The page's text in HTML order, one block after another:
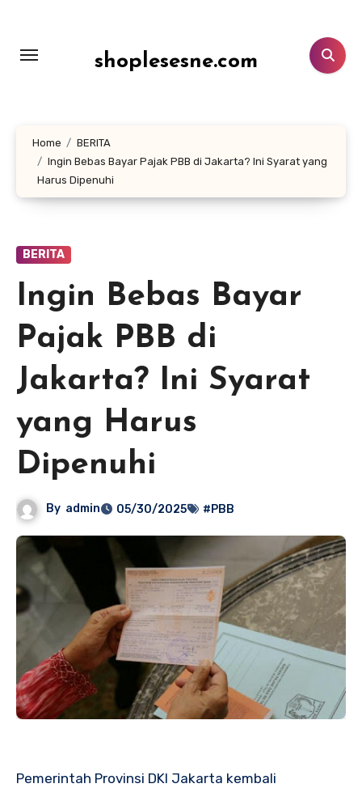
konten
shoplesesne.com
Home
BERITA
Ingin Bebas Bayar Pajak PBB di Jakarta? Ini Syarat yang
Harus Dipenuhi
BERITA
Ingin Bebas Bayar
Pajak PBB di
Jakarta? Ini Syarat
yang Harus
Dipenuhi
By admin 05/30/2025 #PBB
Pemerintah Provinsi DKI Jakarta kembali